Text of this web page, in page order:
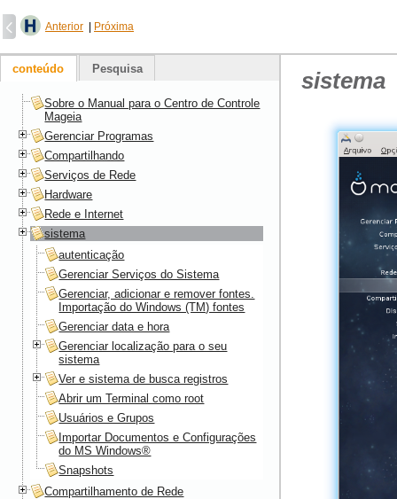
Anterior Próxima
sistema
conteúdo Pesquisa
Sobre o Manual para o Centro de Controle
Mageia
Gerenciar Programas
Compartilhando
Serviços de Rede
Hardware
Rede e Internet
sistema
autenticação
Gerenciar Serviços do Sistema
Gerenciar, adicionar e remover fontes.
Importação do Windows (TM) fontes
Gerenciar data e hora
Gerenciar localização para o seu
sistema
Ver e sistema de busca registros
Abrir um Terminal como root
Usuários e Grupos
Importar Documentos e Configurações
do MS Windows®
Snapshots
Compartilhamento de Rede